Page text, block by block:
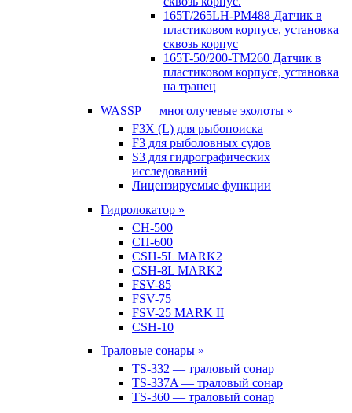
165T/265LH-PM488 Датчик в
пластиковом корпусе, установка
сквозь корпус
165T-50/200-TM260 Датчик в
пластиковом корпусе, установка
на транец
WASSP — многолучевые эхолоты »
F3X (L) для рыбопоиска
F3 для рыболовных судов
S3 для гидрографических
исследований
Лицензируемые функции
Гидролокатор »
CH-500
CH-600
CSH-5L MARK2
CSH-8L MARK2
FSV-85
FSV-75
FSV-25 MARK II
CSH-10
Траловые сонары »
TS-332 — траловый сонар
TS-337A — траловый сонар
TS-360 — траловый сонар